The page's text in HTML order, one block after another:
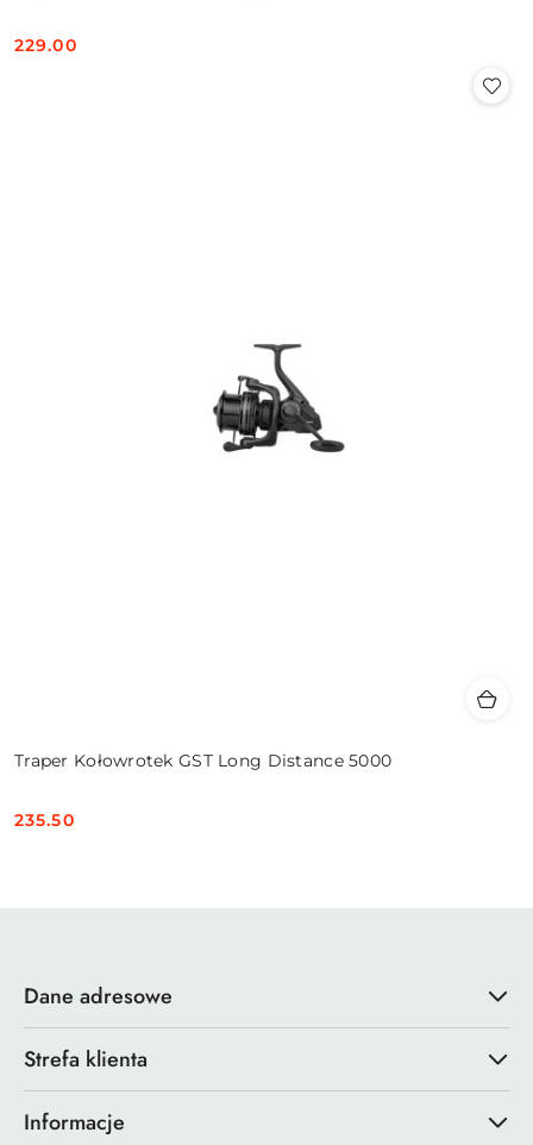
Cena:
229.00
Traper Kołowrotek GST Long Distance 5000
Cena:
235.50
Dane adresowe
Strefa klienta
Informacje